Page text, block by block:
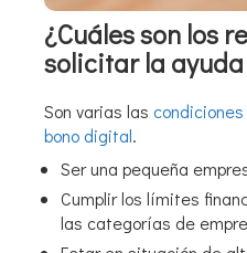
¿Cuáles son los
solicitar la
Son varias las
bono digital.
Ser una pequeña
Cumplir los límites
las categorías de